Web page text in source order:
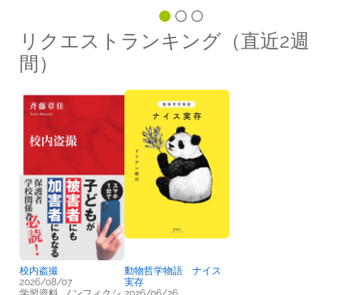
リクエストランキング（直近2週
間）
校内盗撮
2026/08/07
動物哲学物語 ナイス
実存